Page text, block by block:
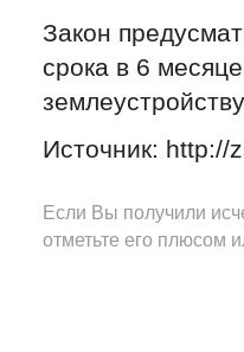
Закон
срока в 6
Источник: http://
Если Вы получили
отметьте его плюсом